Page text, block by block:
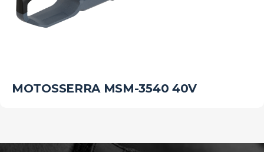
MOTOSSERRA MSM-3540 40V